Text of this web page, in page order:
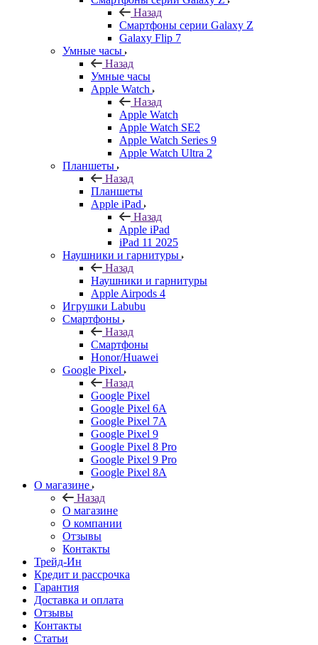
Назад
Смартфоны серии Galaxy Z
Galaxy Flip 7
Умные часы
Назад
Умные часы
Apple Watch
Назад
Apple Watch
Apple Watch SE2
Apple Watch Series 9
Apple Watch Ultra 2
Планшеты
Назад
Планшеты
Apple iPad
Назад
Apple iPad
iPad 11 2025
Наушники и гарнитуры
Назад
Наушники и гарнитуры
Apple Airpods 4
Игрушки Labubu
Смартфоны
Назад
Смартфоны
Honor/Huawei
Google Pixel
Назад
Google Pixel
Google Pixel 6A
Google Pixel 7А
Google Pixel 9
Google Pixel 8 Pro
Google Pixel 9 Pro
Google Pixel 8A
О магазине
Назад
О магазине
О компании
Отзывы
Контакты
Трейд-Ин
Кредит и рассрочка
Гарантия
Доставка и оплата
Отзывы
Контакты
Статьи